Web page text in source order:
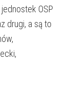
OSP
drugi, a są to